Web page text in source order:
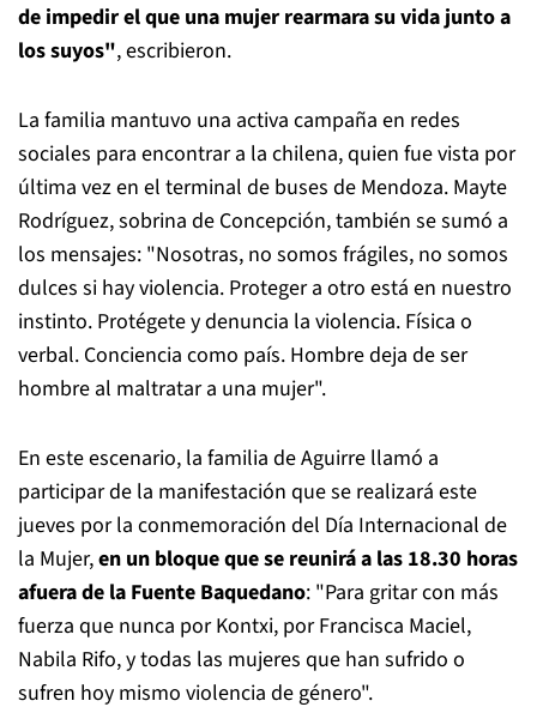
de impedir el que una mujer rearmara su vida junto a
los suyos", escribieron.
La familia mantuvo una activa campaña en redes
sociales para encontrar a la chilena, quien fue vista por
última vez en el terminal de buses de Mendoza. Mayte
Rodríguez, sobrina de Concepción, también se sumó a
los mensajes: "Nosotras, no somos frágiles, no somos
dulces si hay violencia. Proteger a otro está en nuestro
instinto. Protégete y denuncia la violencia. Física o
verbal. Conciencia como país. Hombre deja de ser
hombre al maltratar a una mujer".
En este escenario, la familia de Aguirre llamó a
participar de la manifestación que se realizará este
jueves por la conmemoración del Día Internacional de
la Mujer,en un bloque que se reunirá a las 18.30 horas
afuera de la Fuente Baquedano: "Para gritar con más
fuerza que nunca por Kontxi, por Francisca Maciel,
Nabila Rifo, y todas las mujeres que han sufrido o
sufren hoy mismo violencia de género".